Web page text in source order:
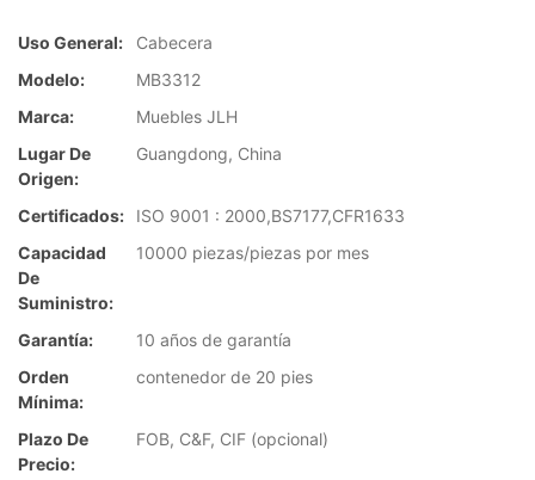
Uso General:
Cabecera
Modelo:
MB3312
Marca:
Muebles JLH
Lugar De
Origen:
Guangdong, China
Certificados:
ISO 9001 : 2000,BS7177,CFR1633
Capacidad
De
Suministro:
10000 piezas/piezas por mes
Garantía:
10 años de garantía
Orden
Mínima:
contenedor de 20 pies
Plazo De
Precio:
FOB, C&F, CIF (opcional)